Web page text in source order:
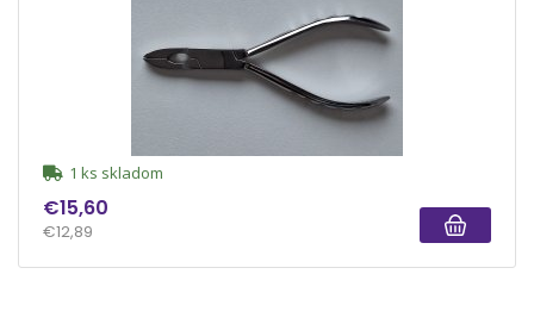
1 ks skladom
€15,60
€12,89